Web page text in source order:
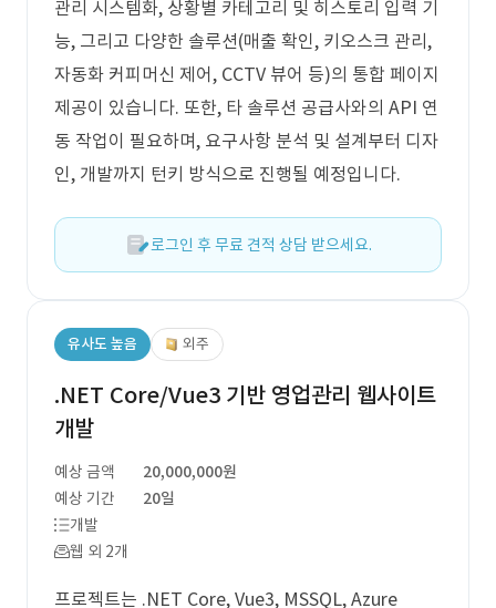
관리 시스템화, 상황별 카테고리 및 히스토리 입력 기
능, 그리고 다양한 솔루션(매출 확인, 키오스크 관리,
자동화 커피머신 제어, CCTV 뷰어 등)의 통합 페이지
제공이 있습니다. 또한, 타 솔루션 공급사와의 API 연
동 작업이 필요하며, 요구사항 분석 및 설계부터 디자
인, 개발까지 턴키 방식으로 진행될 예정입니다.
로그인 후 무료 견적 상담 받으세요.
유사도 높음 외주
.NET Core/Vue3 기반 영업관리 웹사이트
개발
예상 금액
20,000,000원
예상 기간
20일
개발
웹 외 2개
프로젝트는 .NET Core, Vue3, MSSQL, Azure